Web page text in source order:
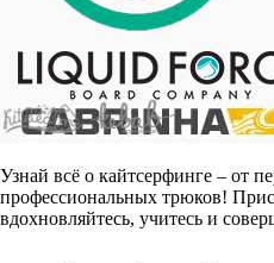
Узнай всё о кайтсерфинге – от
профессиональных трюков!
вдохновляйтесь, учитесь и